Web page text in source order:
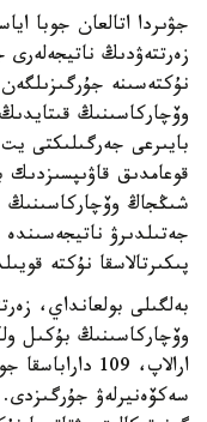
جۋىردا اتالعان جوبا
زەرتتەۋدىڭ ناتيجەلەرى
نۇكتەسىنە جۇرگىزىلگەن
وۆچاركاسىنىڭ
بايىرعى جەرگىلىكتى
قوعامدىق قاۋىپسىزدىك
شىڭجاڭ وۆچاركاسىنىڭ
جەتىلدىرۋ ناتيجەسىندە
پىكىرتالاسقا نۇكتە
بەلگىلى بولعانداي،
وۆچاركاسىنىڭ بۇكىل
ارالاپ، 109